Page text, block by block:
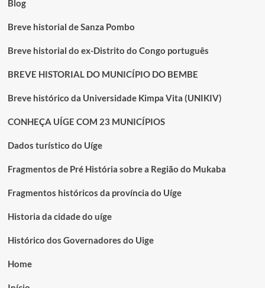
Blog
Breve historial de Sanza Pombo
Breve historial do ex-Distrito do Congo português
BREVE HISTORIAL DO MUNICÍPIO DO BEMBE
Breve histórico da Universidade Kimpa Vita (UNIKIV)
CONHEÇA UÍGE COM 23 MUNICÍPIOS
Dados turístico do Uíge
Fragmentos de Pré História sobre a Região do Mukaba
Fragmentos históricos da província do Uíge
Historia da cidade do uíge
Histórico dos Governadores do Uige
Home